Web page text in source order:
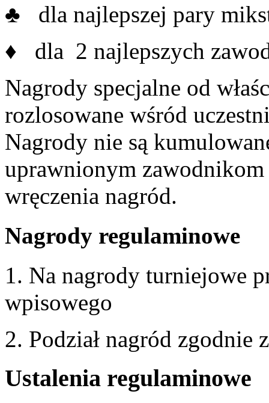
♣ dla najlepszej pary
♦ dla 2 najlepszych
Nagrody specjalne od
rozlosowane wśród
Nagrody nie są
uprawnionym
wręczenia nagród.
Nagrody regulaminowe
1. Na nagrody turniejowe
wpisowego
2. Podział nagród zgodnie
Ustalenia regulaminowe